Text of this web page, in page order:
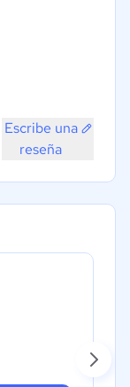
Escribe una
reseña